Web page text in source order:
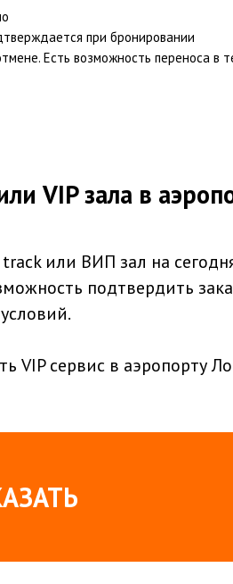
при бронировании
Есть возможность переноса в
VIP зала в
или ВИП зал на
подтвердить
условий.
VIP сервис в аэропорту